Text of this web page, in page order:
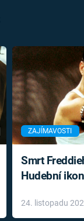
ZAJÍMAVOSTI
Smrt
Hudební
léky
24. listopadu